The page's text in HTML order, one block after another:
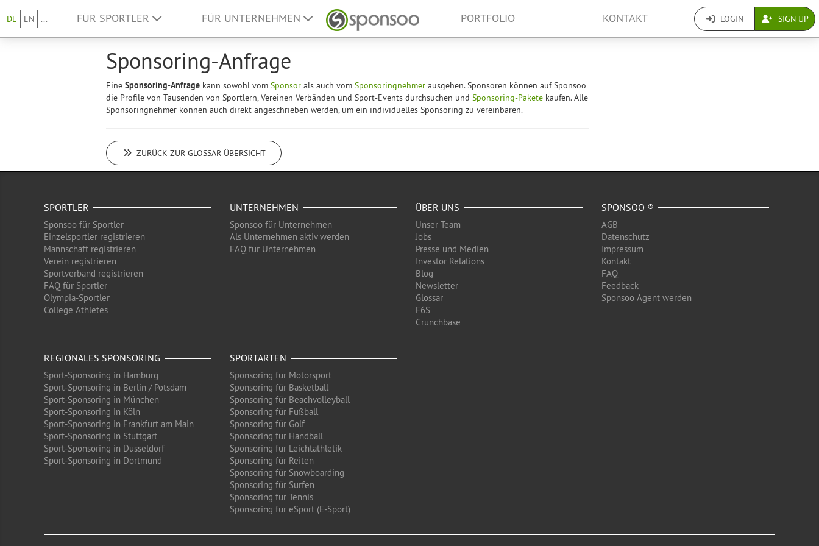
DE EN ... FÜR SPORTLER FÜR UNTERNEHMEN PORTFOLIO KONTAKT LOGIN SIGN UP
Sponsoring-Anfrage
Eine Sponsoring-Anfragekann sowohl vom Sponsorals auch vom Sponsoringnehmerausgehen. Sponsoren können auf Sponsoo
die Profile von Tausenden von Sportlern, Vereinen Verbänden und Sport-Events durchsuchen und Sponsoring-Paketekaufen. Alle
Sponsoringnehmer können auch direkt angeschrieben werden, um ein individuelles Sponsoring zu vereinbaren.
ZURÜCK ZUR GLOSSAR-ÜBERSICHT
SPORTLER
Sponsoo für Sportler
Einzelsportler registrieren
Mannschaft registrieren
Verein registrieren
Sportverband registrieren
FAQ für Sportler
Olympia-Sportler
College Athletes
UNTERNEHMEN
Sponsoo für Unternehmen
Als Unternehmen aktiv werden
FAQ für Unternehmen
ÜBER UNS
Unser Team
Jobs
Presse und Medien
Investor Relations
Blog
Newsletter
Glossar
F6S
Crunchbase
SPONSOO ®
AGB
Datenschutz
Impressum
Kontakt
FAQ
Feedback
Sponsoo Agent werden
REGIONALES SPONSORING
Sport-Sponsoring in Hamburg
Sport-Sponsoring in Berlin / Potsdam
Sport-Sponsoring in München
Sport-Sponsoring in Köln
Sport-Sponsoring in Frankfurt am Main
Sport-Sponsoring in Stuttgart
Sport-Sponsoring in Düsseldorf
Sport-Sponsoring in Dortmund
SPORTARTEN
Sponsoring für Motorsport
Sponsoring für Basketball
Sponsoring für Beachvolleyball
Sponsoring für Fußball
Sponsoring für Golf
Sponsoring für Handball
Sponsoring für Leichtathletik
Sponsoring für Reiten
Sponsoring für Snowboarding
Sponsoring für Surfen
Sponsoring für Tennis
Sponsoring für eSport (E-Sport)